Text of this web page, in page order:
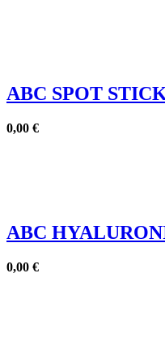
ABC SPOT
0,00 €
ABC
0,00 €